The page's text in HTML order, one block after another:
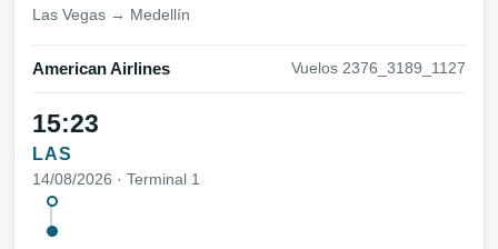
Las Vegas → Medellín
American Airlines Vuelos 2376_3189_1127
15:23
LAS
14/08/2026 · Terminal 1